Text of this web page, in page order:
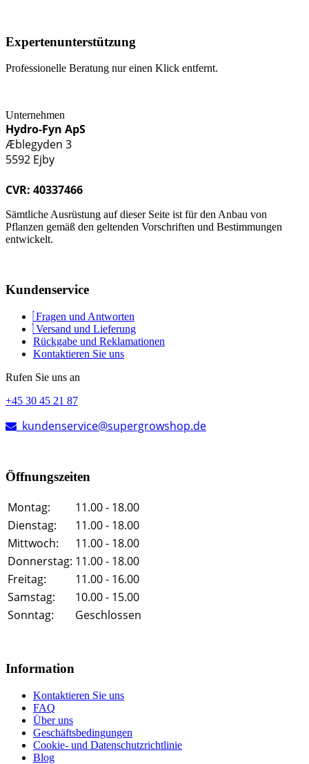
Expertenunterstützung
Professionelle Beratung nur einen Klick entfernt.
Unternehmen
Hydro-Fyn ApS
Æblegyden 3
5592 Ejby
CVR: 40337466
Sämtliche Ausrüstung auf dieser Seite ist für den Anbau von
Pflanzen gemäß den geltenden Vorschriften und Bestimmungen
entwickelt.
Kundenservice
Fragen und Antworten
Versand und Lieferung
Rückgabe und Reklamationen
Kontaktieren Sie uns
Rufen Sie uns an
+45 30 45 21 87
kundenservice@supergrowshop.de
Öffnungszeiten
Montag:
11.00 - 18.00
Dienstag:
11.00 - 18.00
Mittwoch:
11.00 - 18.00
Donnerstag: 11.00 - 18.00
Freitag:
11.00 - 16.00
Samstag:
10.00 - 15.00
Sonntag:
Geschlossen
Information
Kontaktieren Sie uns
FAQ
Über uns
Geschäftsbedingungen
Cookie- und Datenschutzrichtlinie
Blog